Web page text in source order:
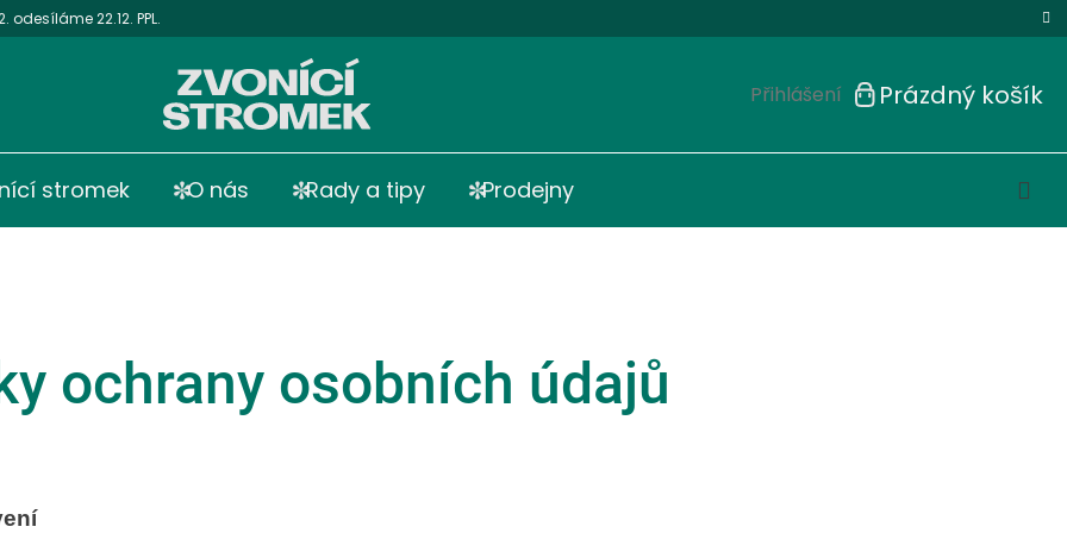
22.12. PPL.
Přihlášení Nákupní
Prázdný košík
stromek O nás Rady a tipy Prodejny
ochrany osobních údajů